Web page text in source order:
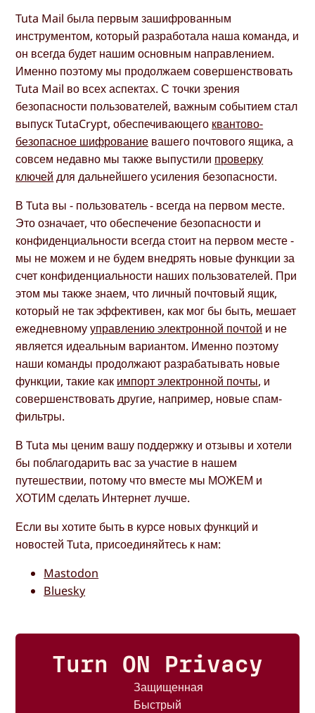
Tuta Mail была первым зашифрованным
инструментом, который разработала наша команда, и
он всегда будет нашим основным направлением.
Именно поэтому мы продолжаем совершенствовать
Tuta Mail во всех аспектах. С точки зрения
безопасности пользователей, важным событием стал
выпуск TutaCrypt, обеспечивающего квантово-
безопасное шифрование вашего почтового ящика, а
совсем недавно мы также выпустили проверку
ключей для дальнейшего усиления безопасности.
В Tuta вы - пользователь - всегда на первом месте.
Это означает, что обеспечение безопасности и
конфиденциальности всегда стоит на первом месте -
мы не можем и не будем внедрять новые функции за
счет конфиденциальности наших пользователей. При
этом мы также знаем, что личный почтовый ящик,
который не так эффективен, как мог бы быть, мешает
ежедневномууправлению электронной почтой и не
является идеальным вариантом. Именно поэтому
наши команды продолжают разрабатывать новые
функции, такие как импорт электронной почты, и
совершенствовать другие, например, новые спам-
фильтры.
В Tuta мы ценим вашу поддержку и отзывы и хотели
бы поблагодарить вас за участие в нашем
путешествии, потому что вместе мы МОЖЕМ и
ХОТИМ сделать Интернет лучше.
Если вы хотите быть в курсе новых функций и
новостей Tuta, присоединяйтесь к нам:
Mastodon
Bluesky
Turn ON Privacy
Защищенная
Быстрый